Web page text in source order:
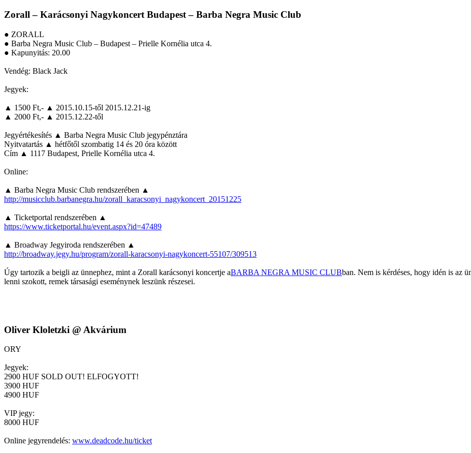
Zorall – Karácsonyi Nagykoncert Budapest – Barba Negra Music Club
● ZORALL
● Barba Negra Music Club – Budapest – Prielle Kornélia utca 4.
● Kapunyitás: 20.00
Vendég: Black Jack
Jegyek:
▲ 1500 Ft,- ▲ 2015.10.15-től 2015.12.21-ig
▲ 2000 Ft,- ▲ 2015.12.22-től
Jegyértékesítés ▲ Barba Negra Music Club jegypénztára
Nyitvatartás ▲ hétfőtől szombatig 14 és 20 óra között
Cím ▲ 1117 Budapest, Prielle Kornélia utca 4.
Online:
▲ Barba Negra Music Club rendszerében ▲
http://musicclub.barbanegra.hu/zorall_karacsonyi_nagykoncert_20151225
▲ Ticketportal rendszerében ▲
https://www.ticketportal.hu/event.aspx?id=47489
▲ Broadway Jegyiroda rendszerében ▲
http://broadway.jegy.hu/program/zorall-karacsonyi-nagykoncert-55107/309513
Úgy tartozik a beigli az ünnephez, mint a Zorall karácsonyi koncertje aBARBA NEGRA MUSIC CLUBban. Nem is kérdéses, hogy idén is az
lenni szokott, remek társasági eseménynek leszünk részesei.
Oliver Kloletzki @ Akvárium
ORY
Jegyek:
2900 HUF SOLD OUT! ELFOGYOTT!
3900 HUF
4900 HUF
VIP jegy:
8000 HUF
Online jegyrendelés: www.deadcode.hu/ticket